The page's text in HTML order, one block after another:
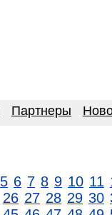
Партнеры
5 6 7 8 9 10 11
26 27 28 29 30